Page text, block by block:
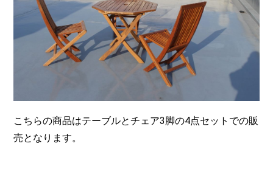
こちらの商品はテーブルとチェア3脚の4点セットでの販
売となります。